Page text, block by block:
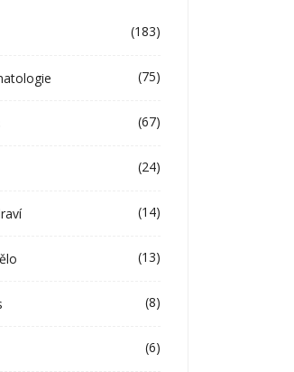
(183)
(75)
(67)
(24)
(14)
(13)
(8)
(6)